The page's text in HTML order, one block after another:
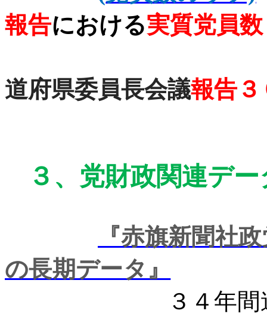
報告における実質党員
道府県委員長会議報告３
３、 党財政関連デ
『赤旗新聞社
の長期データ』
３４年